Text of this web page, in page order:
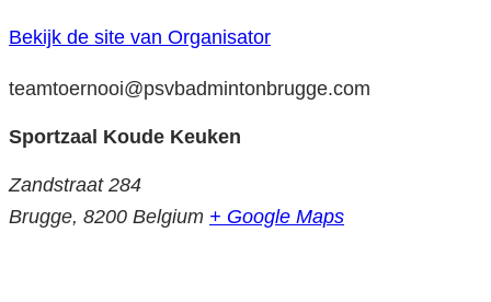
Bekijk de site van Organisator
teamtoernooi@psvbadmintonbrugge.com
Sportzaal Koude Keuken
Zandstraat 284
Brugge, 8200 Belgium + Google Maps